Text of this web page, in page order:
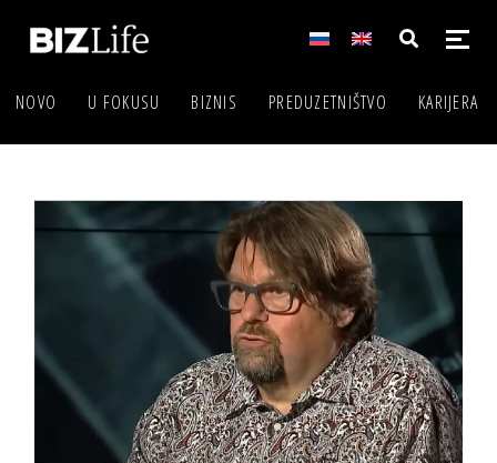
NOVO U FOKUSU BIZNIS PREDUZETNIŠTVO KARIJERA